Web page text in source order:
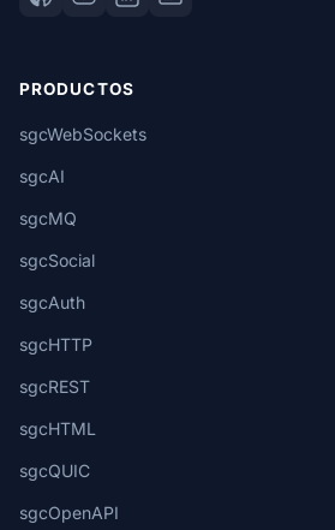
PRODUCTOS
sgcWebSockets
sgcAI
sgcMQ
sgcSocial
sgcAuth
sgcHTTP
sgcREST
sgcHTML
sgcQUIC
sgcOpenAPI